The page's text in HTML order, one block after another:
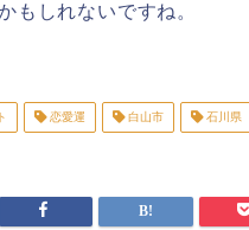
もしれないですね。
恋愛運 白山市 石川県